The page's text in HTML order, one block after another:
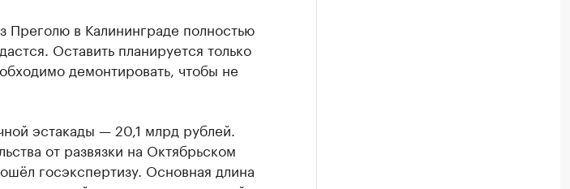
Преголю в Калининграде полностью
Оставить планируется только
демонтировать, чтобы не
эстакады — 20,1 млрд рублей.
от развязки на Октябрьском
госэкспертизу. Основная длина